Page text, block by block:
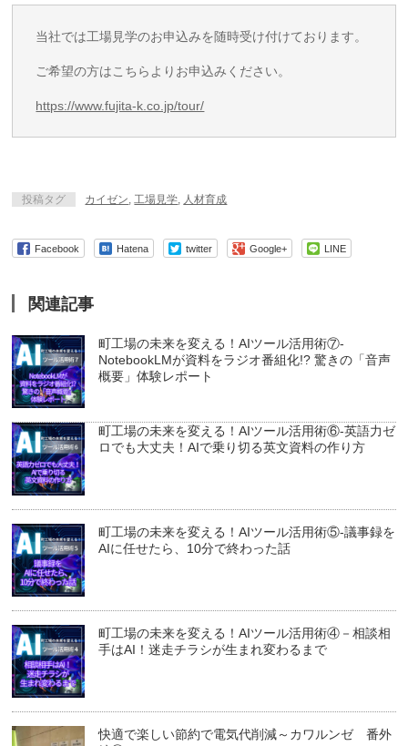
当社では工場見学のお申込みを随時受け付けております。
ご希望の方はこちらよりお申込みください。
https://www.fujita-k.co.jp/tour/
投稿タグ カイゼン,工場見学, 人材育成
Facebook Hatena twitter Google+ LINE
関連記事
町工場の未来を変える！AIツール活用術⑦-
NotebookLMが資料をラジオ番組化!? 驚きの「音声
概要」体験レポート
町工場の未来を変える！AIツール活用術⑥-英語力ゼ
ロでも大丈夫！AIで乗り切る英文資料の作り方
町工場の未来を変える！AIツール活用術⑤-議事録を
AIに任せたら、10分で終わった話
町工場の未来を変える！AIツール活用術④－相談相
手はAI！迷走チラシが生まれ変わるまで
快適で楽しい節約で電気代削減～カワルンゼ 番外